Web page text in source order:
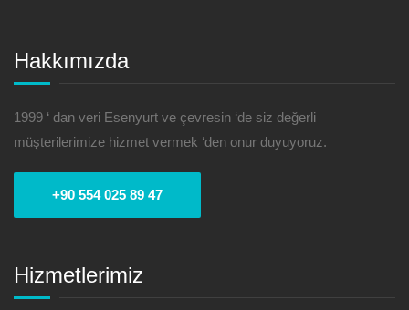
Hakkımızda
1999 ‘ dan veri Esenyurt ve çevresin ‘de siz değerli
müşterilerimize hizmet vermek ‘den onur duyuyoruz.
+90 554 025 89 47
Hizmetlerimiz